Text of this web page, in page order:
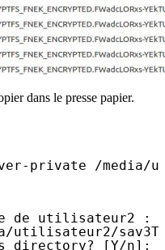
dans le presse papier.
private /media/
de utilisateur2 :
utilisateur2/
directory? [Y/n]: